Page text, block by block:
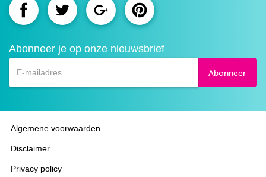
Route.nl
Facebook
Route.nlRoute.nlRoute.nl
Abonneer je op onze nieuwsbrief
Abonneer
Algemene voorwaarden
Disclaimer
Privacy policy